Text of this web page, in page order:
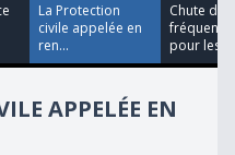
La Protection
civile appelée en
ren...
Chute de
pour les...
APPELÉE EN